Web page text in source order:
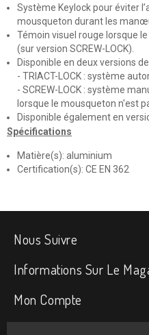
Système Keylock pour éviter
mousqueton durant les
Témoin visuel rouge lorsque
(sur version SCREW-LOCK).
Disponible en deux versions
- TRIACT-LOCK : système
- SCREW-LOCK : système
lorsque le mousqueton n'est
Disponible également en
Spécifications
Matière(s): aluminium
Certification(s): CE EN 362
Nous Suivre
Informations Sur Le
Mon Compte